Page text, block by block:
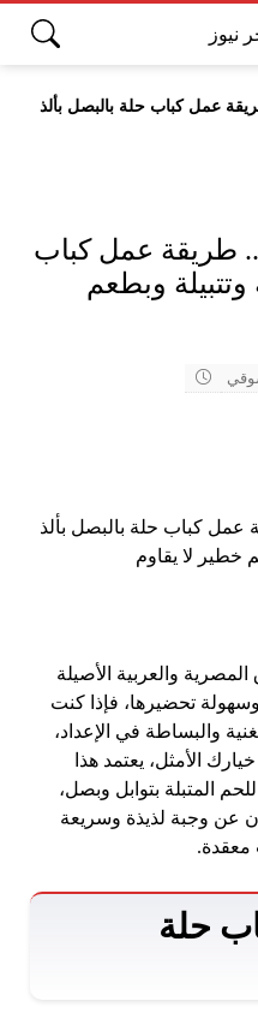
عمل كباب حلة بالبصل بألذ
طريقة عمل كباب
وبطعم
والعربية الأصيلة
وسهولة تحضيرها، فإذا كنت
والبساطة في الإعداد،
الأمثل، يعتمد هذا
المتبلة بتوابل وبصل،
عن وجبة لذيذة وسريعة
معقدة.
حلة